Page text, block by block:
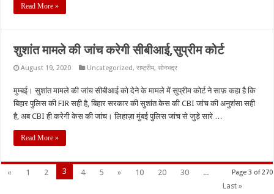
Read More »
शुशांत मामले की जांच करेगी सीबीआई,सुप्रीम कोर्ट
August 19, 2020 Uncategorized,राष्ट्रीय,सोनभद्र
मुम्बई। सुशांत मामले की जांच सीबीआई को देने के मामले में सुप्रीम कोर्ट ने साफ़ कहा है कि
बिहार पुलिस की FIR सही है, बिहार सरकार की सुशांत केस की CBI जांच की अनुशंसा सही
है, अब CBI ही करेगी केस की जांच। लिहाज़ा मुंबई पुलिस जांच से जुड़े सारे …
Read More »
Page 3 of 270
« 1 2 3 4 5 » 10 20 30
...
Last »